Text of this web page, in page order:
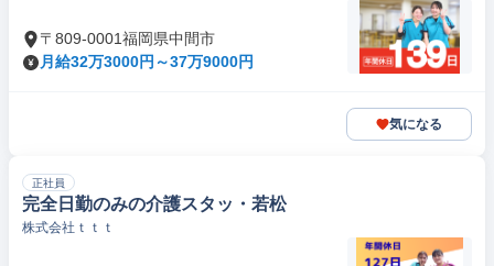
〒809-0001福岡県中間市
月給32万3000円～37万9000円
気になる
正社員
完全日勤のみの介護スタッ・若松
株式会社ｔｔｔ